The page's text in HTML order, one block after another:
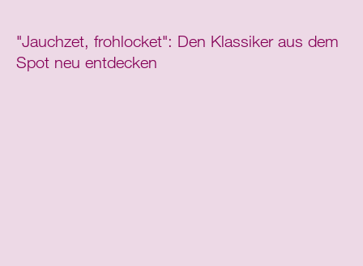
"Jauchzet, frohlocket": Den Klassiker aus dem
Spot neu entdecken